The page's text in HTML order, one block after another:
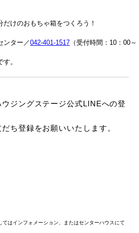
けのおもちゃ箱をつくろう！
ンター／042-401-1517 （受付時間：10：00～
。
ジングステージ公式LINEへの登
ち登録をお願いいたします。
はインフォメーション、またはセンターハウスにて